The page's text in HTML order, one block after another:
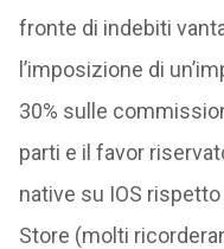
fronte di indebiti
l’imposizione di
30% sulle
parti e il favor
native su IOS
Store (molti